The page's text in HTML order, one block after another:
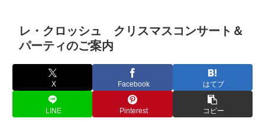
レ・クロッシュ クリスマスコンサート＆
パーティのご案内
X Facebook はてブ
LINE Pinterest コピー